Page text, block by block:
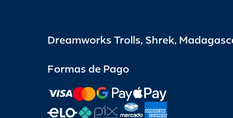
Dreamworks Trolls, Shrek,
Formas de Pago